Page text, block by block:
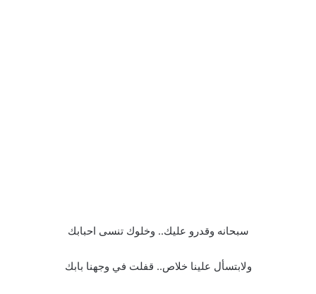
سبحانه وقدرو عليك.. وخلوك تنسى احبابك
ولابتسأل علينا خلاص.. قفلت في وجهنا بابك